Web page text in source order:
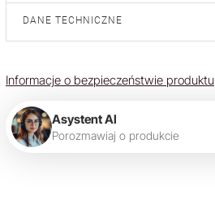
DANE TECHNICZNE
Informacje o bezpieczeństwie produktu
Asystent AI
Porozmawiaj o produkcie